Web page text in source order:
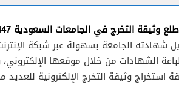
جامعة الإمام 1447
الإلكترونية من جامعة الملك خالد
وثيقة التخرج في الجامعات السعودية 1447
شهادته الجامعة بسهولة عبر شبكة
الشهادات من خلال موقعها
استخراج وثيقة التخرج الإلكترونية